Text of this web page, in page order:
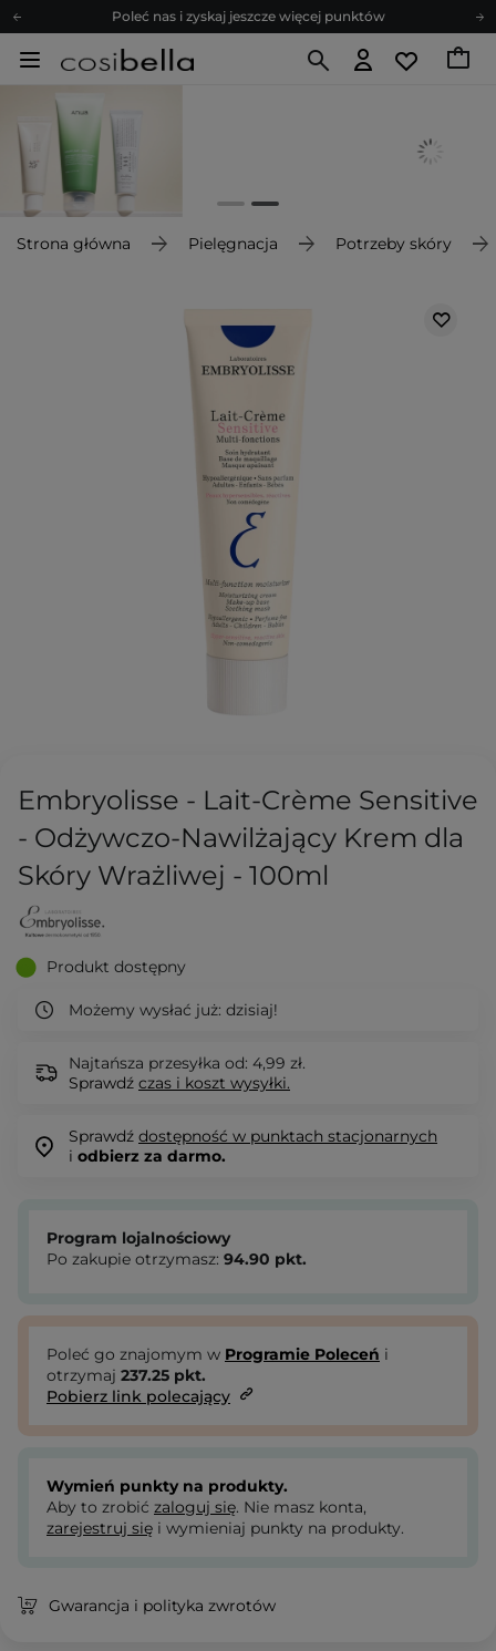
Poleć nas i zyskaj jeszcze więcej punktów
Zapisz się na newsletter pełen porad
Z nami to możliwe! Realizacja zamówienia do 24h.
Zapisz się na newsletter pełen porad
Strona główna Pielęgnacja Potrzeby skóry
Embryolisse - Lait-Crème Sensitive
- Odżywczo-Nawilżający Krem dla
Skóry Wrażliwej - 100ml
Produkt dostępny
Możemy wysłać już: dzisiaj!
Najtańsza przesyłka od: 4,99 zł.
Sprawdź czas i koszt wysyłki.
Sprawdź dostępność w punktach stacjonarnych
i odbierz za darmo.
Program lojalnościowy
Po zakupie otrzymasz: 94.90 pkt.
Poleć go znajomym w Programie Poleceń i
otrzymaj 237.25 pkt.
Pobierz link polecający
Wymień punkty na produkty.
Aby to zrobić zaloguj się. Nie masz konta,
zarejestruj się i wymieniaj punkty na produkty.
Gwarancja i polityka zwrotów